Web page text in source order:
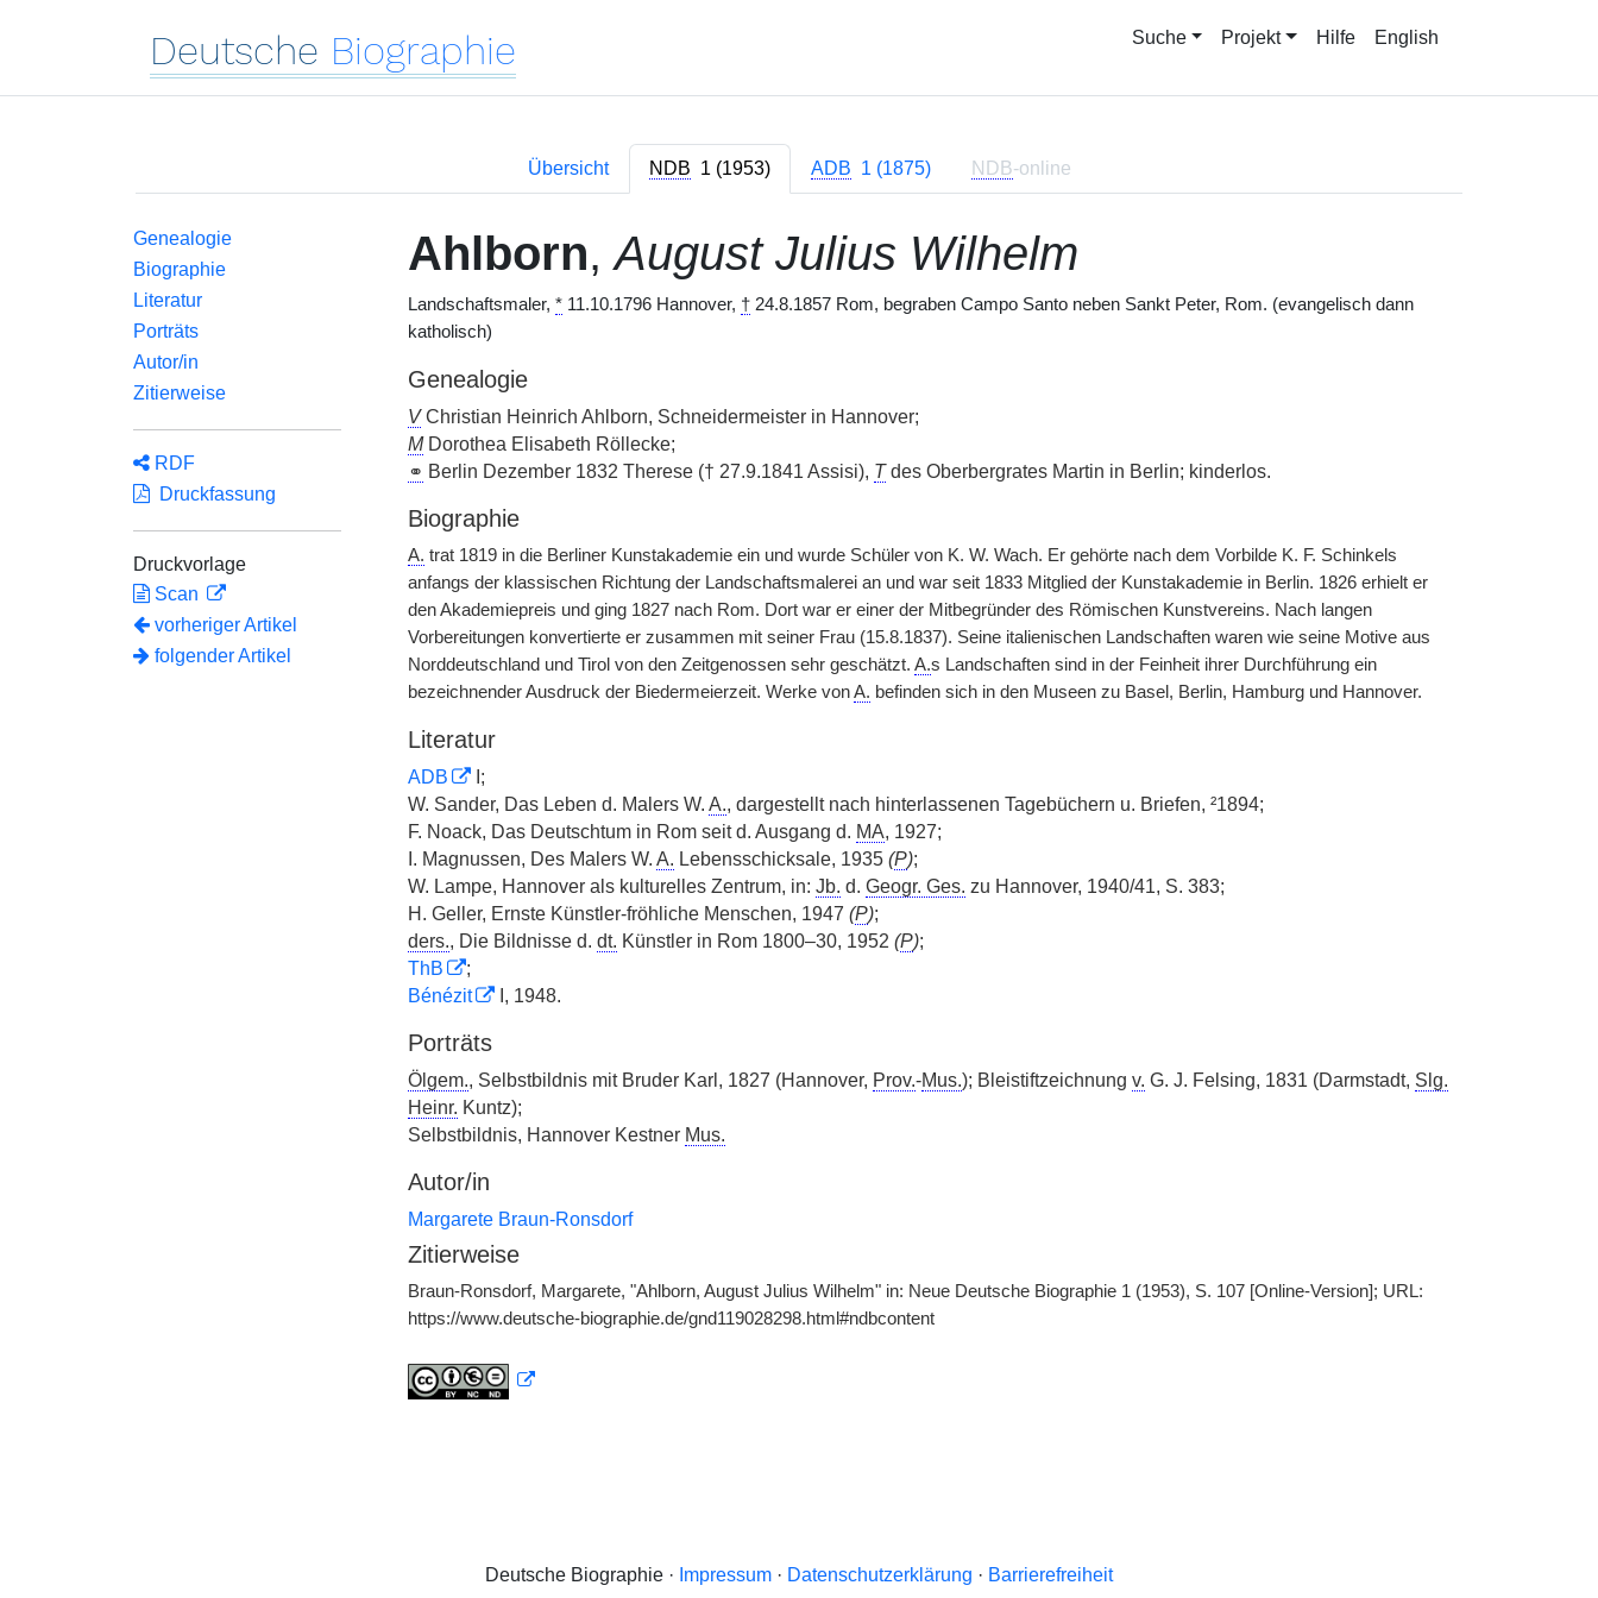
Deutsche Biographie Suche Projekt Hilfe English
Übersicht NDB 1 (1953) ADB 1 (1875) NDB-online
Genealogie
Biographie
Literatur
Porträts
Autor/in
Zitierweise
RDF
Druckfassung
Druckvorlage
Scan
vorheriger Artikel
folgender Artikel
Ahlborn,August Julius Wilhelm
Landschaftsmaler, *11.10.1796 Hannover, †24.8.1857 Rom, begraben Campo Santo neben Sankt Peter, Rom. (evangelisch dann
katholisch)
Genealogie
VChristian Heinrich Ahlborn, Schneidermeister in Hannover;
MDorothea Elisabeth Röllecke;
⚭ Berlin Dezember 1832 Therese († 27.9.1841 Assisi), Tdes Oberbergrates Martin in Berlin; kinderlos.
Biographie
A. trat 1819 in die Berliner Kunstakademie ein und wurde Schüler von K. W. Wach. Er gehörte nach dem Vorbilde K. F. Schinkels
anfangs der klassischen Richtung der Landschaftsmalerei an und war seit 1833 Mitglied der Kunstakademie in Berlin. 1826 erhielt er
den Akademiepreis und ging 1827 nach Rom. Dort war er einer der Mitbegründer des Römischen Kunstvereins. Nach langen
Vorbereitungen konvertierte er zusammen mit seiner Frau (15.8.1837). Seine italienischen Landschaften waren wie seine Motive aus
Norddeutschland und Tirol von den Zeitgenossen sehr geschätzt. A.s Landschaften sind in der Feinheit ihrer Durchführung ein
bezeichnender Ausdruck der Biedermeierzeit. Werke vonA. befinden sich in den Museen zu Basel, Berlin, Hamburg und Hannover.
Literatur
ADB
I;
W. Sander, Das Leben d. Malers W. A., dargestellt nach hinterlassenen Tagebüchern u. Briefen, ²1894;
F. Noack, Das Deutschtum in Rom seit d. Ausgang d. MA, 1927;
I. Magnussen, Des Malers W. A. Lebensschicksale, 1935 (P);
W. Lampe, Hannover als kulturelles Zentrum, in: Jb. d. Geogr. Ges. zu Hannover, 1940/41, S. 383;
H. Geller, Ernste Künstler-fröhliche Menschen, 1947 (P);
ders., Die Bildnisse d. dt. Künstler in Rom 1800–30, 1952 (P);
ThB
;
Bénézit
I, 1948.
Porträts
Ölgem., Selbstbildnis mit Bruder Karl, 1827 (Hannover, Prov.-Mus.); Bleistiftzeichnung v. G. J. Felsing, 1831 (Darmstadt, Slg.
Heinr. Kuntz);
Selbstbildnis, Hannover Kestner Mus.
Autor/in
Margarete Braun-Ronsdorf
Zitierweise
Braun-Ronsdorf, Margarete, "Ahlborn, August Julius Wilhelm" in: Neue Deutsche Biographie 1 (1953), S. 107 [Online-Version]; URL:
https://www.deutsche-biographie.de/gnd119028298.html#ndbcontent
Deutsche Biographie · Impressum · Datenschutzerklärung · Barrierefreiheit